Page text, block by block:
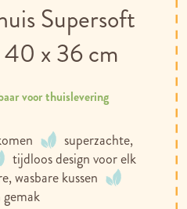
Supersoft
x 36 cm
superzachte,
tijdloos design voor elk
wasbare kussen
voor thuislevering